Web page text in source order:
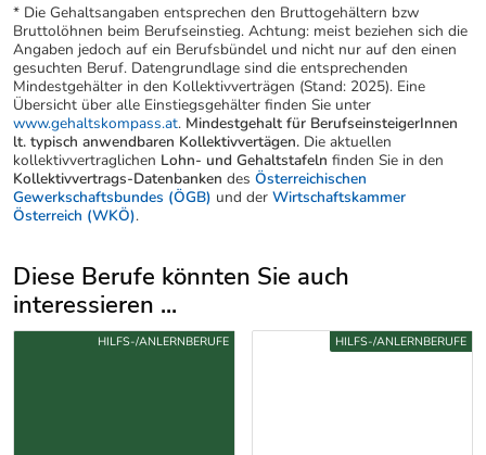
* Die Gehaltsangaben entsprechen den Bruttogehältern bzw
Bruttolöhnen beim Berufseinstieg. Achtung: meist beziehen sich die
Angaben jedoch auf ein Berufsbündel und nicht nur auf den einen
gesuchten Beruf. Datengrundlage sind die entsprechenden
Mindestgehälter in den Kollektivverträgen (Stand: 2025). Eine
Übersicht über alle Einstiegsgehälter finden Sie unter
www.gehaltskompass.at. Mindestgehalt für BerufseinsteigerInnen
lt. typisch anwendbaren Kollektivvertägen. Die aktuellen
kollektivvertraglichen Lohn- und Gehaltstafeln finden Sie in den
Kollektivvertrags-Datenbanken des Österreichischen
Gewerkschaftsbundes (ÖGB) und der Wirtschaftskammer
Österreich (WKÖ).
Diese Berufe könnten Sie auch
interessieren ...
Uber weitere Berufsvorschläge
HILFS-/ANLERNBERUFE HILFS-/ANLERNBERUFE